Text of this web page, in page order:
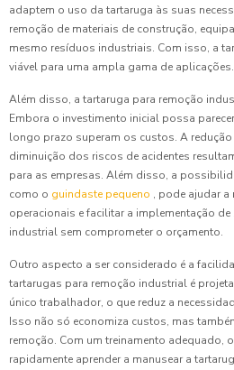
adaptem o uso da tartaruga às suas
remoção de materiais de construção,
mesmo resíduos industriais. Com isso, a
viável para uma ampla gama de aplicações.
Além disso, a tartaruga para remoção
Embora o investimento inicial possa
longo prazo superam os custos. A
diminuição dos riscos de acidentes
para as empresas. Além disso, a
como o guindaste pequeno , pode ajudar
operacionais e facilitar a implementação
industrial sem comprometer o orçamento.
Outro aspecto a ser considerado é a
tartarugas para remoção industrial é
único trabalhador, o que reduz a
Isso não só economiza custos, mas
remoção. Com um treinamento adequado,
rapidamente aprender a manusear a